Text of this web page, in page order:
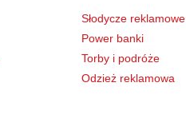
Słodycze reklamowe
Power banki
Torby i podróże
Odzież reklamowa